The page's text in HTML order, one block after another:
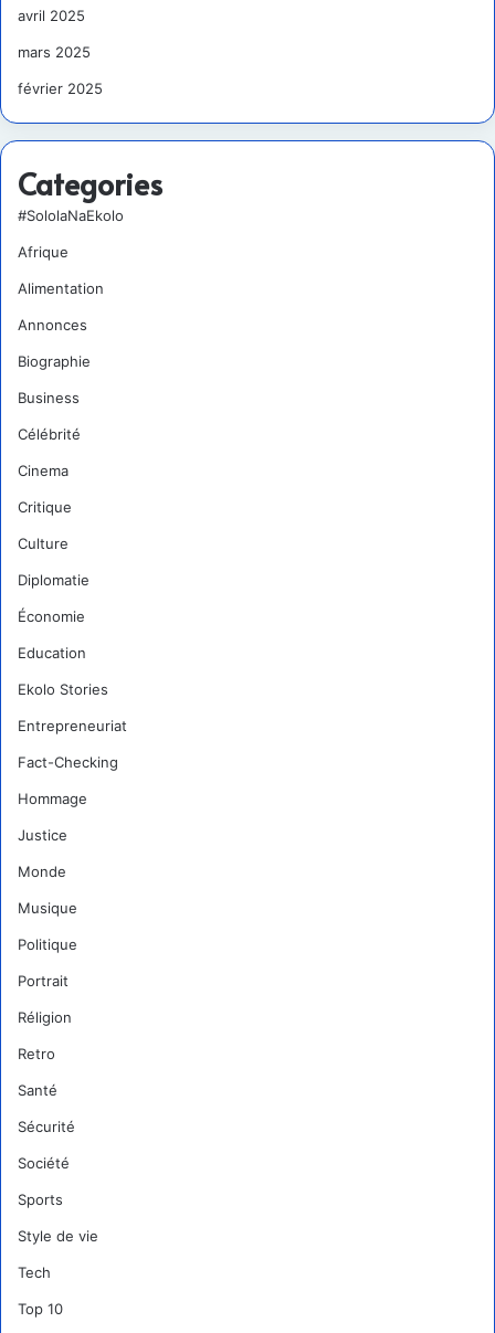
avril 2025
mars 2025
février 2025
Categories
#SololaNaEkolo
Afrique
Alimentation
Annonces
Biographie
Business
Célébrité
Cinema
Critique
Culture
Diplomatie
Économie
Education
Ekolo Stories
Entrepreneuriat
Fact-Checking
Hommage
Justice
Monde
Musique
Politique
Portrait
Réligion
Retro
Santé
Sécurité
Société
Sports
Style de vie
Tech
Top 10